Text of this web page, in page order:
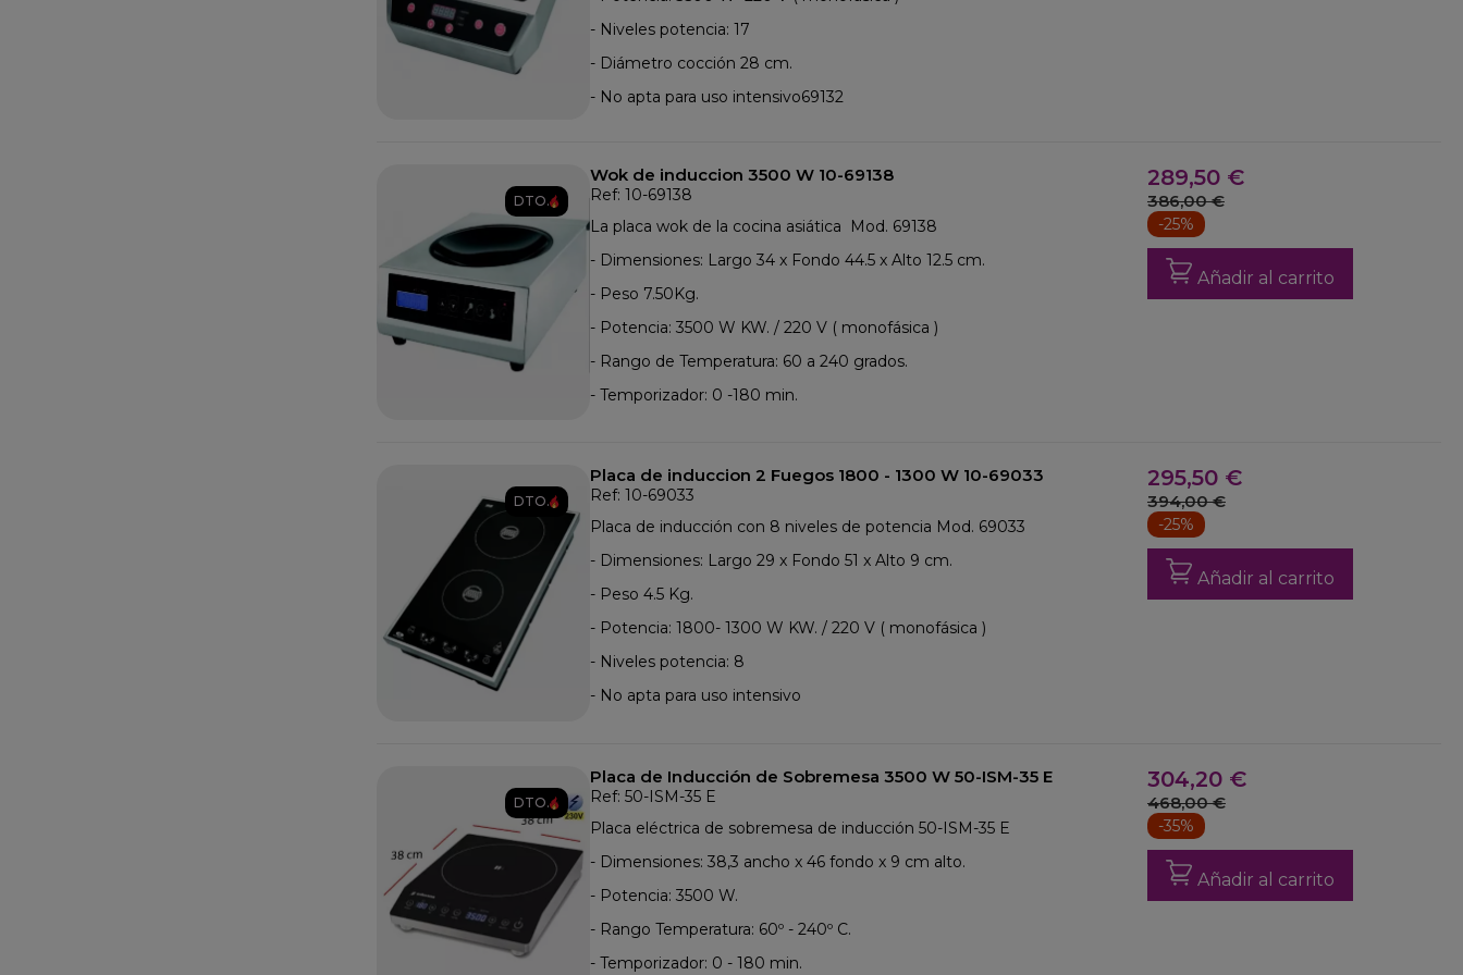
- Niveles potencia: 17
- Diámetro cocción 28 cm.
- No apta para uso intensivo69132
DTO.
Wok de induccion 3500 W 10-69138
Ref: 10-69138
La placa wok de la cocina asiática Mod. 69138
- Dimensiones: Largo 34 x Fondo 44.5 x Alto 12.5 cm.
- Peso 7.50Kg.
- Potencia: 3500 W KW. / 220 V ( monofásica )
- Rango de Temperatura: 60 a 240 grados.
- Temporizador: 0 -180 min.
289,50 €
386,00 €
-25%
Añadir al carrito
DTO.
Placa de induccion 2 Fuegos 1800 - 1300 W 10-69033
Ref: 10-69033
Placa de inducción con 8 niveles de potencia Mod. 69033
- Dimensiones: Largo 29 x Fondo 51 x Alto 9 cm.
- Peso 4.5 Kg.
- Potencia: 1800- 1300 W KW. / 220 V ( monofásica )
- Niveles potencia: 8
- No apta para uso intensivo
295,50 €
394,00 €
-25%
Añadir al carrito
DTO.
Placa de Inducción de Sobremesa 3500 W 50-ISM-35 E
Ref: 50-ISM-35 E
Placa eléctrica de sobremesa de inducción 50-ISM-35 E
- Dimensiones: 38,3 ancho x 46 fondo x 9 cm alto.
- Potencia: 3500 W.
- Rango Temperatura: 60º - 240º C.
- Temporizador: 0 - 180 min.
304,20 €
468,00 €
-35%
Añadir al carrito